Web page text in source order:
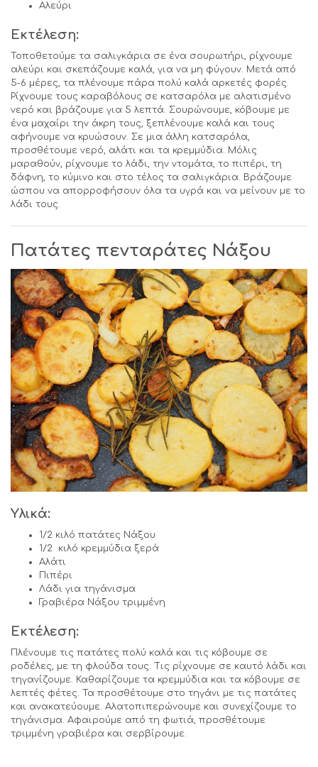
Αλεύρι
Εκτέλεση:
Τοποθετούμε τα σαλιγκάρια σε ένα σουρωτήρι, ρίχνουμε
αλεύρι και σκεπάζουμε καλά, για να μη φύγουν. Μετά από
5-6 μέρες, τα πλένουμε πάρα πολύ καλά αρκετές φορές.
Ρίχνουμε τους καραβόλους σε κατσαρόλα με αλατισμένο
νερό και βράζουμε για 5 λεπτά. Σουρώνουμε, κόβουμε με
ένα μαχαίρι την άκρη τους, ξεπλένουμε καλά και τους
αφήνουμε να κρυώσουν. Σε μια άλλη κατσαρόλα,
προσθέτουμε νερό, αλάτι και τα κρεμμύδια. Μόλις
μαραθούν, ρίχνουμε το λάδι, την ντομάτα, το πιπέρι, τη
δάφνη, το κύμινο και στο τέλος τα σαλιγκάρια. Βράζουμε
ώσπου να απορροφήσουν όλα τα υγρά και να μείνουν με το
λάδι τους.
Πατάτες πενταράτες Νάξου
Υλικά:
1/2 κιλό πατάτες Νάξου
1/2 κιλό κρεμμύδια ξερά
Αλάτι
Πιπέρι
Λάδι για τηγάνισμα
Γραβιέρα Νάξου τριμμένη
Εκτέλεση:
Πλένουμε τις πατάτες πολύ καλά και τις κόβουμε σε
ροδέλες, με τη φλούδα τους. Τις ρίχνουμε σε καυτό λάδι και
τηγανίζουμε. Καθαρίζουμε τα κρεμμύδια και τα κόβουμε σε
λεπτές φέτες. Τα προσθέτουμε στο τηγάνι με τις πατάτες
και ανακατεύουμε. Αλατοπιπερώνουμε και συνεχίζουμε το
τηγάνισμα. Αφαιρούμε από τη φωτιά, προσθέτουμε
τριμμένη γραβιέρα και σερβίρουμε.